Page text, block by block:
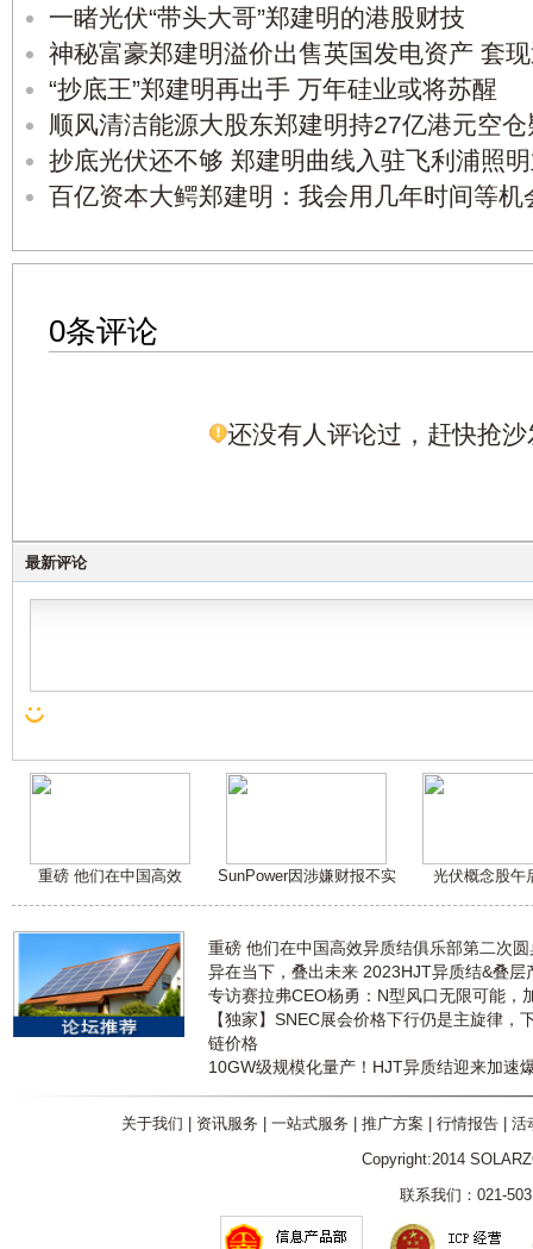
一睹光伏“带头大哥”郑建明的港股财技
神秘富豪郑建明溢价出售英国发电资产 套
“抄底王”郑建明再出手 万年硅业或将苏醒
顺风清洁能源大股东郑建明持27亿港元空
抄底光伏还不够 郑建明曲线入驻飞利浦照
百亿资本大鳄郑建明：我会用几年时间等机
0条评论
还没有人评论过，赶快抢沙
最新评论
重磅 他们在中国高效 SunPower因涉嫌财报不实 光伏概念股午
重磅 他们在中国高效异质结俱乐部第二次
异在当下，叠出未来 2023HJT异质结&叠层
专访赛拉弗CEO杨勇：N型风口无限可能，
【独家】SNEC展会价格下行仍是主旋律，
链价格
10GW级规模化量产！HJT异质结迎来加速
关于我们 资讯服务 一站式服务 推广方案 行情报告| 活
Copyright:2014
联系我们：021-